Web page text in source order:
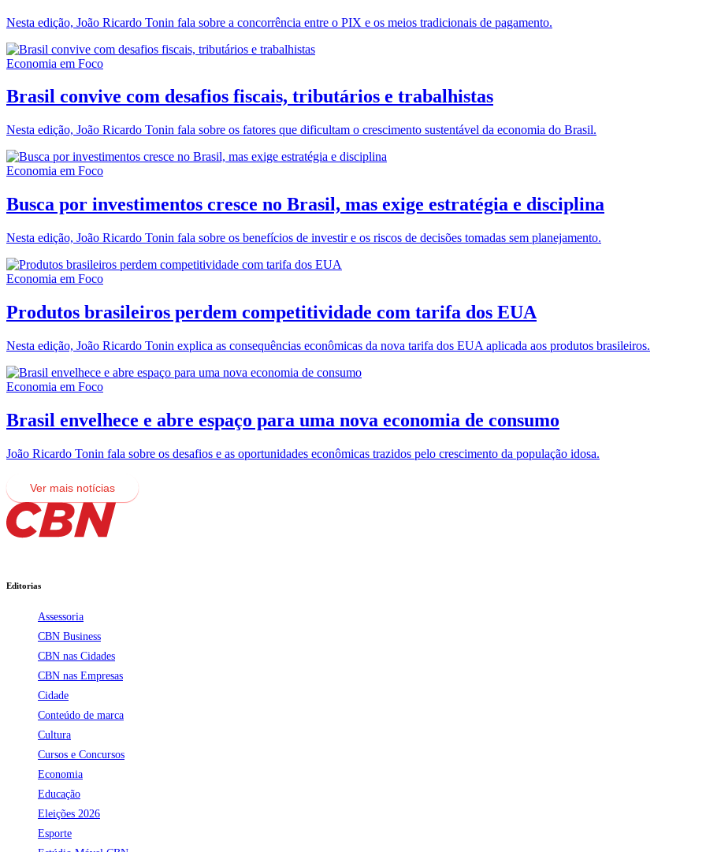
Nesta edição, João Ricardo Tonin fala sobre a concorrência entre o PIX e os meios tradicionais de pagamento.
Economia em Foco
Brasil convive com desafios fiscais, tributários e trabalhistas
Nesta edição, João Ricardo Tonin fala sobre os fatores que dificultam o crescimento sustentável da economia do Brasil.
Economia em Foco
Busca por investimentos cresce no Brasil, mas exige estratégia e disciplina
Nesta edição, João Ricardo Tonin fala sobre os benefícios de investir e os riscos de decisões tomadas sem planejamento.
Economia em Foco
Produtos brasileiros perdem competitividade com tarifa dos EUA
Nesta edição, João Ricardo Tonin explica as consequências econômicas da nova tarifa dos EUA aplicada aos produtos brasileiros.
Economia em Foco
Brasil envelhece e abre espaço para uma nova economia de consumo
João Ricardo Tonin fala sobre os desafios e as oportunidades econômicas trazidos pelo crescimento da população idosa.
Ver mais notícias
Editorias
Assessoria
CBN Business
CBN nas Cidades
CBN nas Empresas
Cidade
Conteúdo de marca
Cultura
Cursos e Concursos
Economia
Educação
Eleições 2026
Esporte